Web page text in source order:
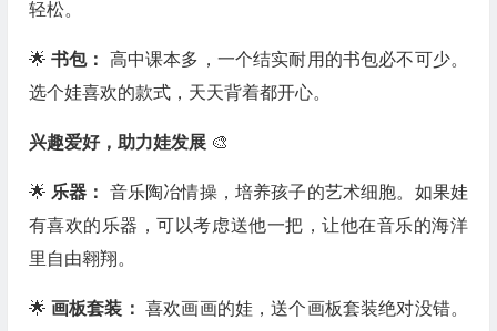
轻松。
🌟 书包： 高中课本多，一个结实耐用的书包必不可少。
选个娃喜欢的款式，天天背着都开心。
兴趣爱好，助力娃发展 🎨
🌟 乐器： 音乐陶冶情操，培养孩子的艺术细胞。如果娃
有喜欢的乐器，可以考虑送他一把，让他在音乐的海洋
里自由翱翔。
🌟 画板套装： 喜欢画画的娃，送个画板套装绝对没错。